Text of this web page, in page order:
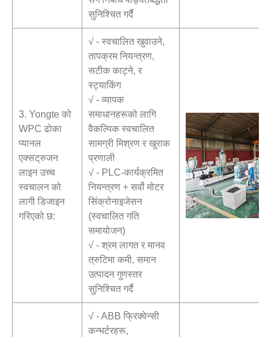
सुनिश्चित गर्दै
3. Yongte को
WPC ढोका
प्यानल
एक्सट्रुजन
लाइन उच्च
स्वचालन को
लागी डिजाइन
गरिएको छ:
√ - स्वचालित खुवाउने,
तापक्रम नियन्त्रण,
सटीक काट्ने, र
स्ट्याकिंग
√ - व्यापक
समाधानहरूको लागि
वैकल्पिक स्वचालित
सामग्री मिश्रण र खुराक
प्रणाली
√ - PLC-कार्यक्रमित
नियन्त्रण + सर्वो मोटर
सिंक्रोनाइजेसन
(स्वचालित गति
समायोजन)
√ - श्रम लागत र मानव
त्रुटिमा कमी, समान
उत्पादन गुणस्तर
सुनिश्चित गर्दै
√ - ABB फ्रिक्वेन्सी
कन्भर्टरहरू,